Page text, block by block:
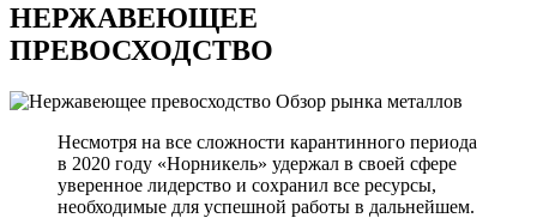
НЕРЖАВЕЮЩЕЕ
ПРЕВОСХОДСТВО
Обзор рынка металлов
Несмотря на все сложности карантинного периода
в 2020 году «Норникель» удержал в своей сфере
уверенное лидерство и сохранил все ресурсы,
необходимые для успешной работы в дальнейшем.